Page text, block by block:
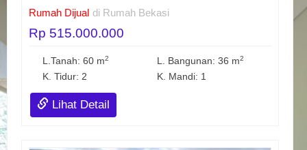
Rumah Dijual di Rumah Bekasi
Rp 515.000.000
L.Tanah: 60 m2 L. Bangunan: 36 m2
K. Tidur: 2 K. Mandi: 1
Lihat Detail